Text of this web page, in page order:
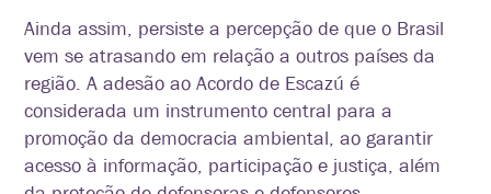
Ainda assim, persiste a percepção de que o Brasil
vem se atrasando em relação a outros países da
região. A adesão ao Acordo de Escazú é
considerada um instrumento central para a
promoção da democracia ambiental, ao garantir
acesso à informação, participação e justiça, além